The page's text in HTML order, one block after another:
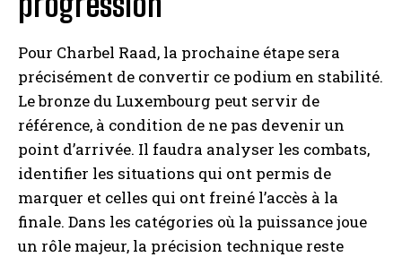
Pour Charbel Raad, la prochaine étape sera
précisément de convertir ce podium en stabilité.
Le bronze du Luxembourg peut servir de
référence, à condition de ne pas devenir un
point d’arrivée. Il faudra analyser les combats,
identifier les situations qui ont permis de
marquer et celles qui ont freiné l’accès à la
finale. Dans les catégories où la puissance joue
un rôle majeur, la précision technique reste